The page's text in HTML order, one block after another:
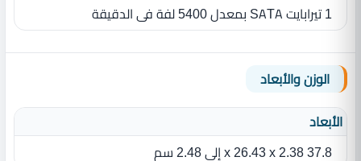
1 تيرابايت SATA بمعدل 5400 لفة فى الدقيقة
الوزن والأبعاد
الأبعاد
37.8 x 26.43 x 2.38 إلى 2.48 سم